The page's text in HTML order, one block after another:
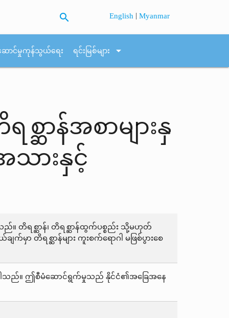
search English |Myanmar
ောင်မှုကုန်သွယ်ရေး ရင်းမြစ်များ arrow_drop_down
ဆာန်အစာများနှ
သားနှင့်
ည်။ တိရစ္ဆာန်၊ တိရစ္ဆာန်ထွက်ပစ္စည်း သို့မဟုတ်
တိရစ္ဆာန်များ ကူးစက်ရောဂါ မဖြစ်ပွားစေ
ြန်ပါသည်။ ဤစီမံဆောင်ရွက်မှုသည် နိုင်ငံ၏အခြေအနေ